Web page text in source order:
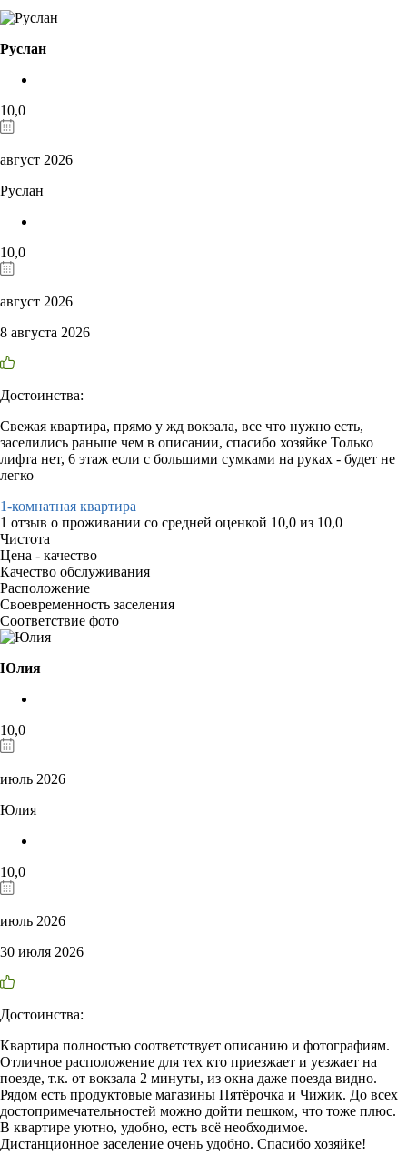
Руслан
10,0
август 2026
Руслан
10,0
август 2026
8 августа 2026
Достоинства:
Свежая квартира, прямо у жд вокзала, все что нужно есть,
заселились раньше чем в описании, спасибо хозяйке Только
лифта нет, 6 этаж если с большими сумками на руках - будет не
легко
1-комнатная квартира
1 отзыв о проживании со средней оценкой 10,0 из 10,0
Чистота
Цена - качество
Качество обслуживания
Расположение
Своевременность заселения
Соответствие фото
Юлия
10,0
июль 2026
Юлия
10,0
июль 2026
30 июля 2026
Достоинства:
Квартира полностью соответствует описанию и фотографиям.
Отличное расположение для тех кто приезжает и уезжает на
поезде, т.к. от вокзала 2 минуты, из окна даже поезда видно.
Рядом есть продуктовые магазины Пятёрочка и Чижик. До всех
достопримечательностей можно дойти пешком, что тоже плюс.
В квартире уютно, удобно, есть всё необходимое.
Дистанционное заселение очень удобно. Спасибо хозяйке!